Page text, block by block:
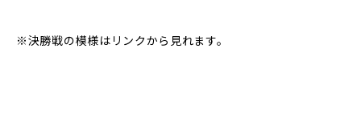
※決勝戦の模様はリンクから見れます。